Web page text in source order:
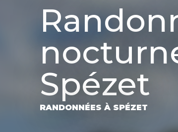
Spézet
RANDONNÉES À SPÉZET